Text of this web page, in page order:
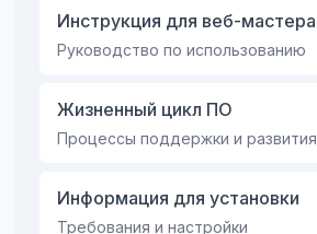
Инструкция для веб-мастера
Руководство по использованию
Жизненный цикл ПО
Процессы поддержки и развития
Информация для установки
Требования и настройки